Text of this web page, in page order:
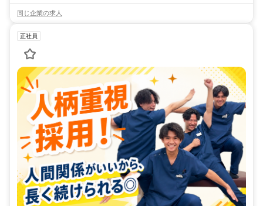
同じ企業の求人
正社員